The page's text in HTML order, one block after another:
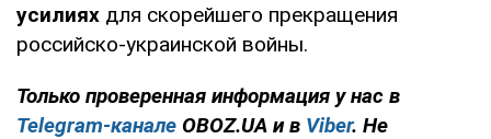
усилиях для скорейшего прекращения
российско-украинской войны.
Только проверенная информация у нас в
Telegram-канале OBOZ.UA и в Viber. Не